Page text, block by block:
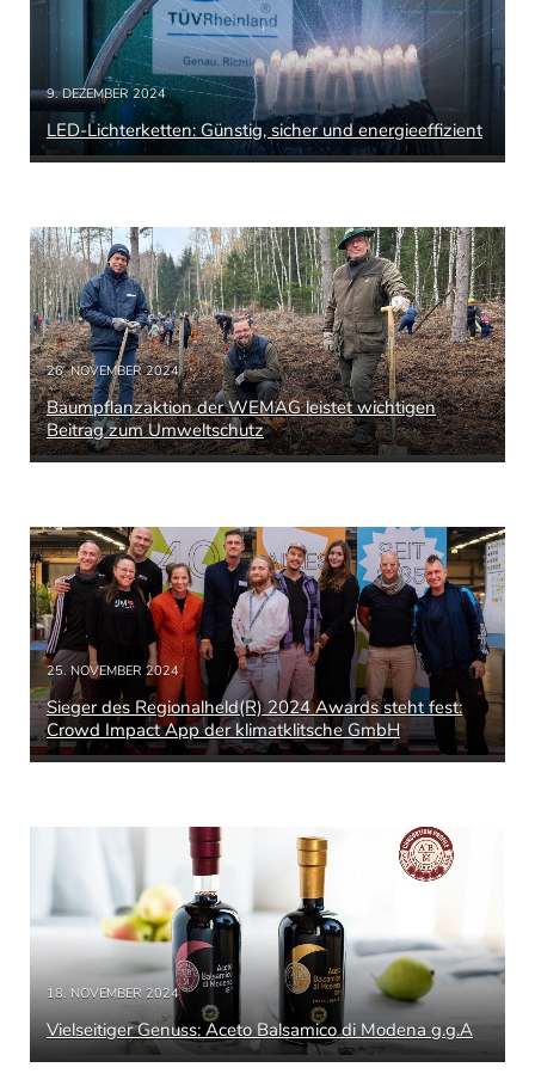
9. DEZEMBER 2024
LED-Lichterketten: Günstig, sicher und energieeffizient
26. NOVEMBER 2024
Baumpflanzaktion der WEMAG leistet wichtigen
Beitrag zum Umweltschutz
25. NOVEMBER 2024
Sieger des Regionalheld(R) 2024 Awards steht fest:
Crowd Impact App der klimatklitsche GmbH
18. NOVEMBER 2024
Vielseitiger Genuss: Aceto Balsamico di Modena g.g.A